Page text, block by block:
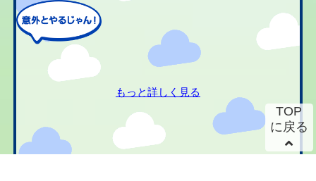
もっと詳しく見る
TOP
に戻る